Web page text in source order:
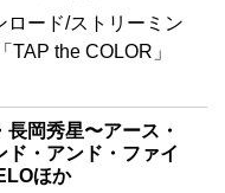
ロード/ストリーミン
the COLOR」
長岡秀星〜アース・
ド・アンド・ファイ
ほか